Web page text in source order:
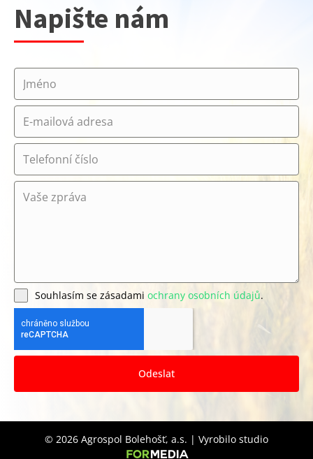
Napište nám
Souhlasím se zásadami ochrany osobních údajů.
Odeslat
© 2026 Agrospol Bolehošť, a.s. | Vyrobilo studio